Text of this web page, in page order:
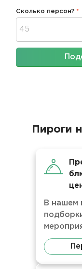
Сколько персон?
Пироги
В нашем